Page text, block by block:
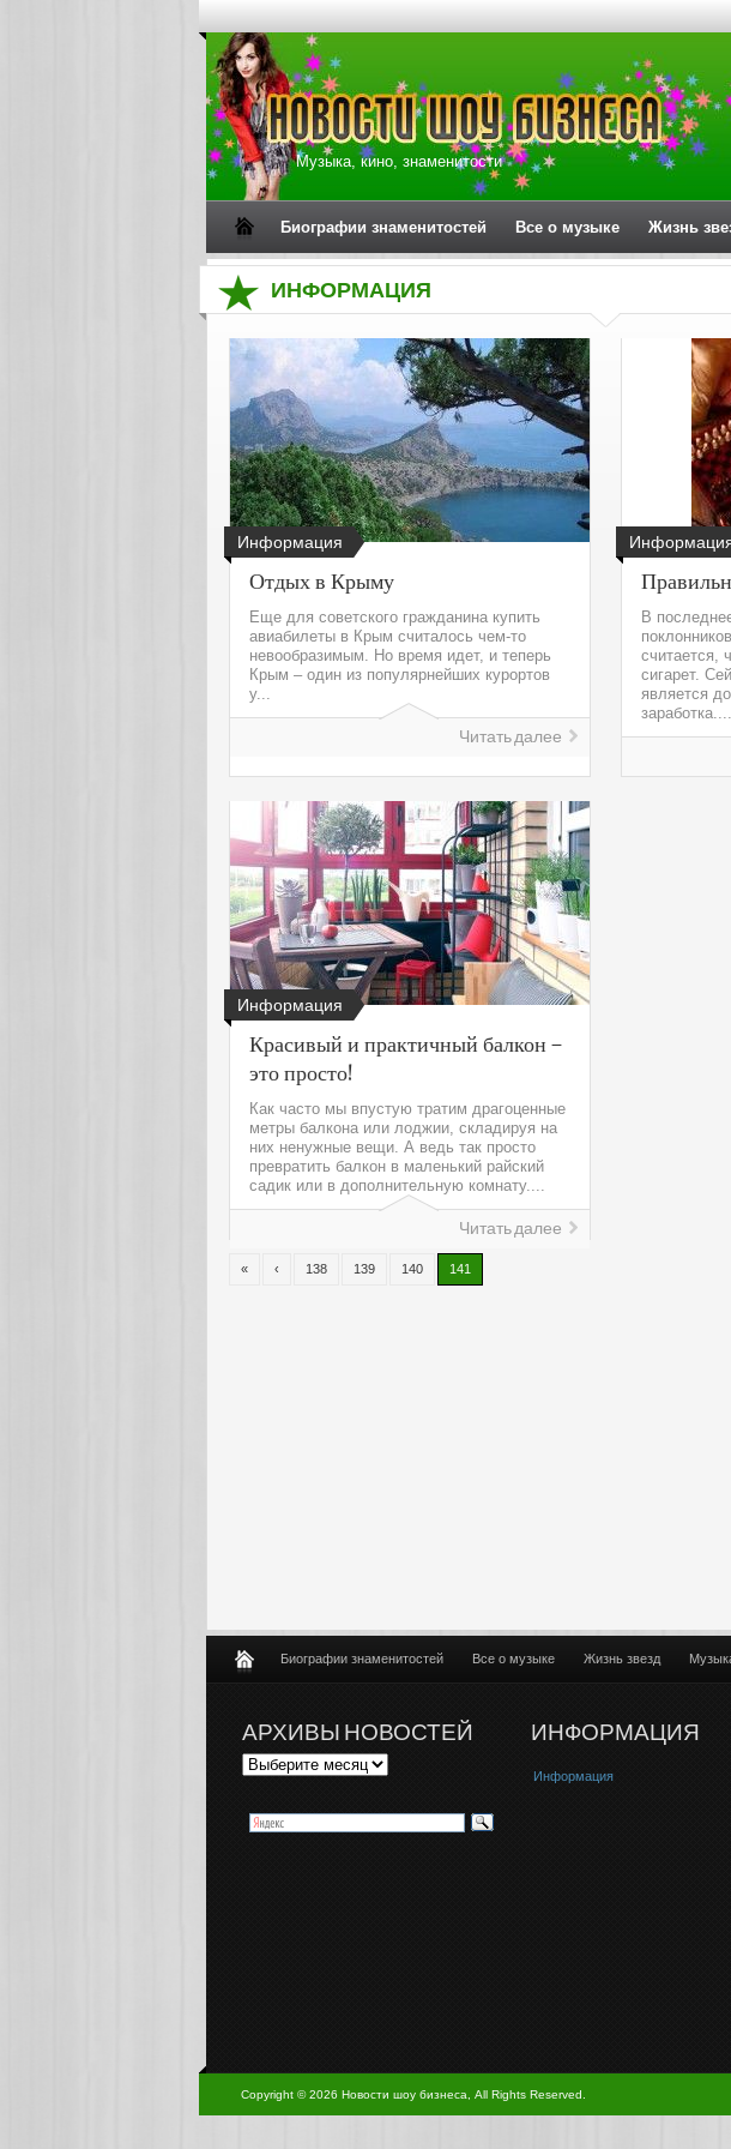
Музыка, кино, знаменитости
Биографии знаменитостей Все о музыке Жизнь
ИНФОРМАЦИЯ
Информация
Отдых в Крыму
Еще для советского гражданина купить
авиабилеты в Крым считалось чем-то
невообразимым. Но время идет, и теперь
Крым – один из популярнейших курортов
у...
Читать далее
В
считается,
сигарет.
является
заработка....
Информация
Красивый и практичный балкон –
это просто!
Как часто мы впустую тратим драгоценные
метры балкона или лоджии, складируя на
них ненужные вещи. А ведь так просто
превратить балкон в маленький райский
садик или в дополнительную комнату....
Читать далее
« ‹ 138 139 140 141
Биографии знаменитостей Все о музыке Жизнь звезд
АРХИВЫ НОВОСТЕЙ ИНФОРМАЦИЯ
Информация
Copyright © 2026 Новости шоу бизнеса, All Rights Reserved.